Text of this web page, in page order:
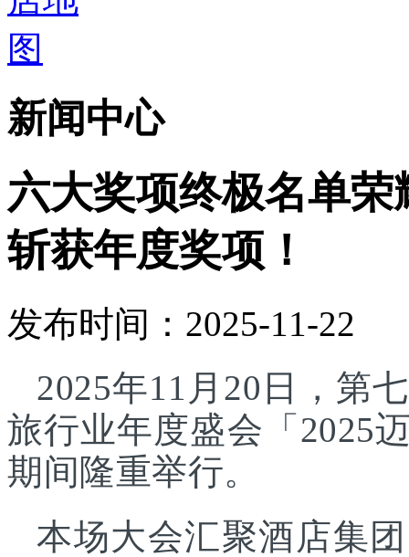
新闻中心
六大奖项终极名单
斩获年度奖项！
发布时间：2025-11-22
2025年11月20日，第
旅行业年度盛会「2025
期间隆重举行。
本场大会汇聚酒店集